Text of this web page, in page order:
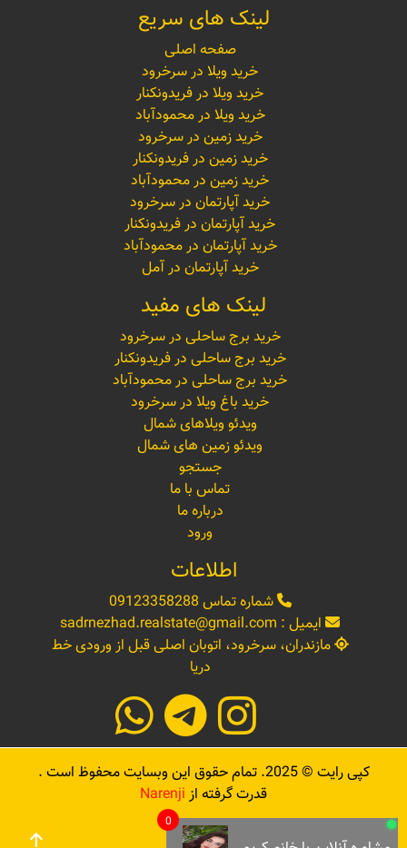
لینک های سریع
صفحه اصلی
خرید ویلا در سرخرود
خرید ویلا در فریدونکنار
خرید ویلا در محمودآباد
خرید زمین در سرخرود
خرید زمین در فریدونکنار
خرید زمین در محمودآباد
خرید آپارتمان در سرخرود
خرید آپارتمان در فریدونکنار
خرید آپارتمان در محمودآباد
خرید آپارتمان در آمل
لینک های مفید
خرید برج ساحلی در سرخرود
خرید برج ساحلی در فریدونکنار
خرید برج ساحلی در محمودآباد
خرید باغ ویلا در سرخرود
ویدئو ویلاهای شمال
ویدئو زمین های شمال
جستجو
تماس با ما
درباره ما
ورود
اطلاعات
شماره تماس 09123358288
ایمیل : sadrnezhad.realstate@gmail.com
مازندران، سرخرود، اتوبان اصلی قبل از ورودی خط
دریا
کپی رایت ©2025. تمام حقوق این وبسایت محفوظ است .
قدرت گرفته از Narenji
0